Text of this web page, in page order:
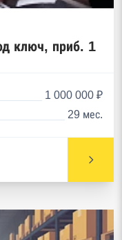
ключ, приб. 1
1 000 000 ₽
29 мес.